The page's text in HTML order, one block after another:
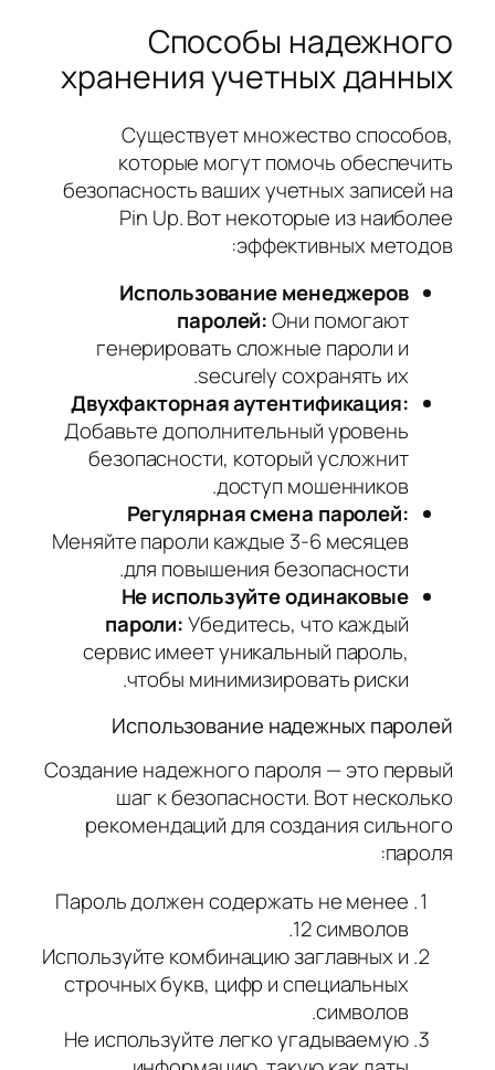
Способы надежного
хранения учетных данных
Существует множество способов,
которые могут помочь обеспечить
безопасность ваших учетных записей на
Pin Up. Вот некоторые из наиболее
эффективных методов:
Использование менеджеров
паролей:Они помогают
генерировать сложные пароли и
securely сохранять их.
Двухфакторная аутентификация:
Добавьте дополнительный уровень
безопасности, который усложнит
доступ мошенников.
Регулярная смена паролей:
Меняйте пароли каждые 3-6 месяцев
для повышения безопасности.
Не используйте одинаковые
пароли:Убедитесь, что каждый
сервис имеет уникальный пароль,
чтобы минимизировать риски.
Использование надежных паролей
Создание надежного пароля — это первый
шаг к безопасности. Вот несколько
рекомендаций для создания сильного
пароля:
Пароль должен содержать не менее
12 символов.
Используйте комбинацию заглавных и
строчных букв, цифр и специальных
символов.
Не используйте легко угадываемую